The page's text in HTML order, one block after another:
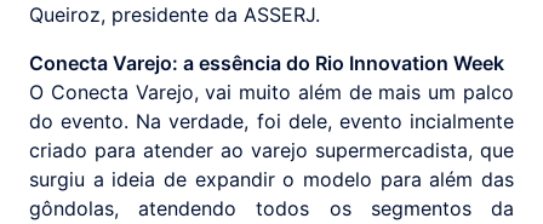
Queiroz, presidente da ASSERJ.
Conecta Varejo: a essência do Rio Innovation Week
O Conecta Varejo, vai muito além de mais um palco
do evento. Na verdade, foi dele, evento incialmente
criado para atender ao varejo supermercadista, que
surgiu a ideia de expandir o modelo para além das
gôndolas, atendendo todos os segmentos da